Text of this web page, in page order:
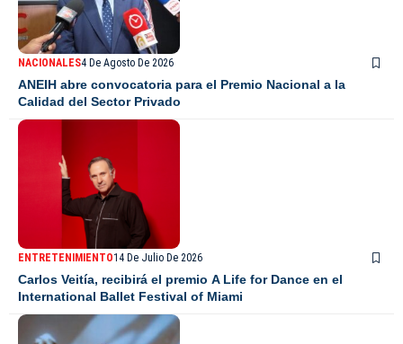
NACIONALES4 De Agosto De 2026
ANEIH abre convocatoria para el Premio Nacional a la
Calidad del Sector Privado
ENTRETENIMIENTO14 De Julio De 2026
Carlos Veitía, recibirá el premio A Life for Dance en el
International Ballet Festival of Miami